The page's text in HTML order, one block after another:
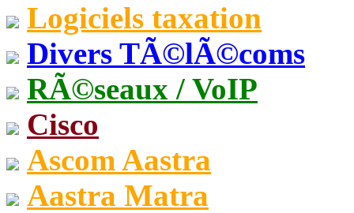
Logiciels taxation
Divers TÃ©lÃ©coms
RÃ©seaux / VoIP
Cisco
Ascom Aastra
Aastra Matra